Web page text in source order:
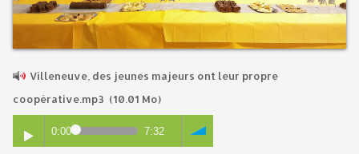
Villeneuve, des jeunes majeurs ont leur propre
coopérative.mp3 (10.01 Mo)
0:00 7:32